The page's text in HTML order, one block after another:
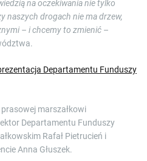
na oczekiwania nie tylko
naszych drogach nie ma drzew,
– i chcemy to zmienić –
Departamentu Funduszy
marszałkowi
Departamentu Funduszy
Rafał Pietrucień i
Anna Głuszek.